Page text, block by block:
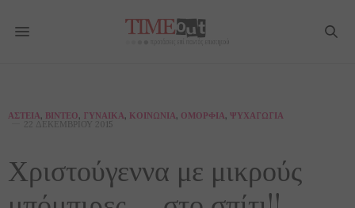
ΑΣΤΕΊΑ, ΒΊΝΤΕΟ, ΓΥΝΑΊΚΑ, ΚΟΙΝΩΝΊΑ, ΟΜΟΡΦΙΆ, ΨΥΧΑΓΩΓΊΑ
22 ΔΕΚΕΜΒΡΊΟΥ 2015
Χριστούγεννα με μικρούς